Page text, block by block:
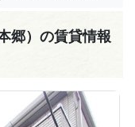
郷）の賃貸情報